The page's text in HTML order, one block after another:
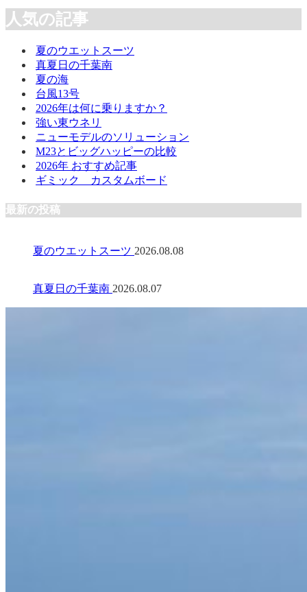
人気の記事
夏のウエットスーツ
真夏日の千葉南
夏の海
台風13号
2026年は何に乗りますか？
強い東ウネリ
ニューモデルのソリューション
M23とビッグハッピーの比較
2026年 おすすめ記事
ギミック カスタムボード
最新の投稿
夏のウエットスーツ 2026.08.08
真夏日の千葉南 2026.08.07